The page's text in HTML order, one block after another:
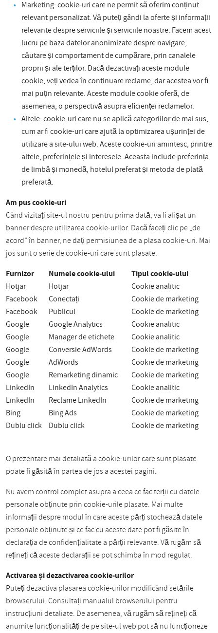
Marketing: cookie-uri care ne permit să oferim conținut
relevant personalizat. Vă puteți gândi la oferte și informații
relevante despre serviciile și serviciile noastre. Facem acest
lucru pe baza datelor anonimizate despre navigare,
căutare și comportament de cumpărare, prin canalele
proprii și ale terților. Dacă dezactivați aceste module
cookie, veți vedea în continuare reclame, dar acestea vor fi
mai puțin relevante. Aceste module cookie oferă, de
asemenea, o perspectivă asupra eficienței reclamelor.
Altele: cookie-uri care nu se aplică categoriilor de mai sus,
cum ar fi cookie-uri care ajută la optimizarea ușurinței de
utilizare a site-ului web. Aceste cookie-uri amintesc, printre
altele, preferințele și interesele. Aceasta include preferința
de limbă și monedă, hotelul preferat și metoda de plată
preferată.
Am pus cookie-uri
Când vizitați site-ul nostru pentru prima dată, va fi afișat un
banner despre utilizarea cookie-urilor. Dacă faceți clic pe „de
acord” în banner, ne dați permisiunea de a plasa cookie-uri. Mai
jos sunt o serie de cookie-uri care sunt plasate.
Furnizor Numele cookie-ului Tipul cookie-ului
Hotjar Hotjar
Cookie analitic
Facebook
Conectați
Cookie de marketing
Facebook
Publicul
Cookie de marketing
Google
Google Analytics
Cookie analitic
Google
Manager de etichete
Cookie analitic
Google
Conversie AdWords
Cookie de marketing
Google
AdWords
Cookie de marketing
Google
Remarketing dinamic
Cookie de marketing
LinkedIn
LinkedIn Analytics
Cookie analitic
LinkedIn
Reclame LinkedIn
Cookie de marketing
Bing
Bing Ads
Cookie de marketing
Dublu click
Dublu click Cookie de marketing
O prezentare mai detaliată a cookie-urilor care sunt plasate
poate fi găsită în partea de jos a acestei pagini.
Nu avem control complet asupra a ceea ce fac terții cu datele
personale obținute prin cookie-urile plasate. Mai multe
informații despre modul în care aceste părți stochează datele
personale obținute și ce fac cu aceste date pot fi găsite în
declarația de confidențialitate a părții relevante. Vă rugăm să
rețineți că aceste declarații se pot schimba în mod regulat.
Activarea și dezactivarea cookie-urilor
Puteți dezactiva plasarea cookie-urilor modificând setările
browserului. Consultați manualul browserului pentru
instrucțiuni detaliate. De asemenea, vă rugăm să rețineți că
anumite funcționalități de pe site-ul web pot să nu funcționeze